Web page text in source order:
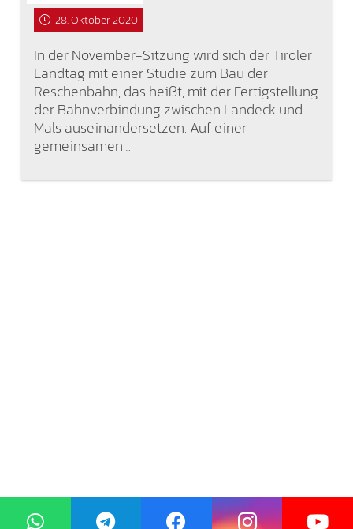
28. Oktober 2020
In der November-Sitzung wird sich der Tiroler
Landtag mit einer Studie zum Bau der
Reschenbahn, das heißt, mit der Fertigstellung
der Bahnverbindung zwischen Landeck und
Mals auseinandersetzen. Auf einer
gemeinsamen…